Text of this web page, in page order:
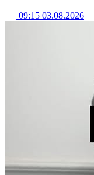
09:15 03.08.2026